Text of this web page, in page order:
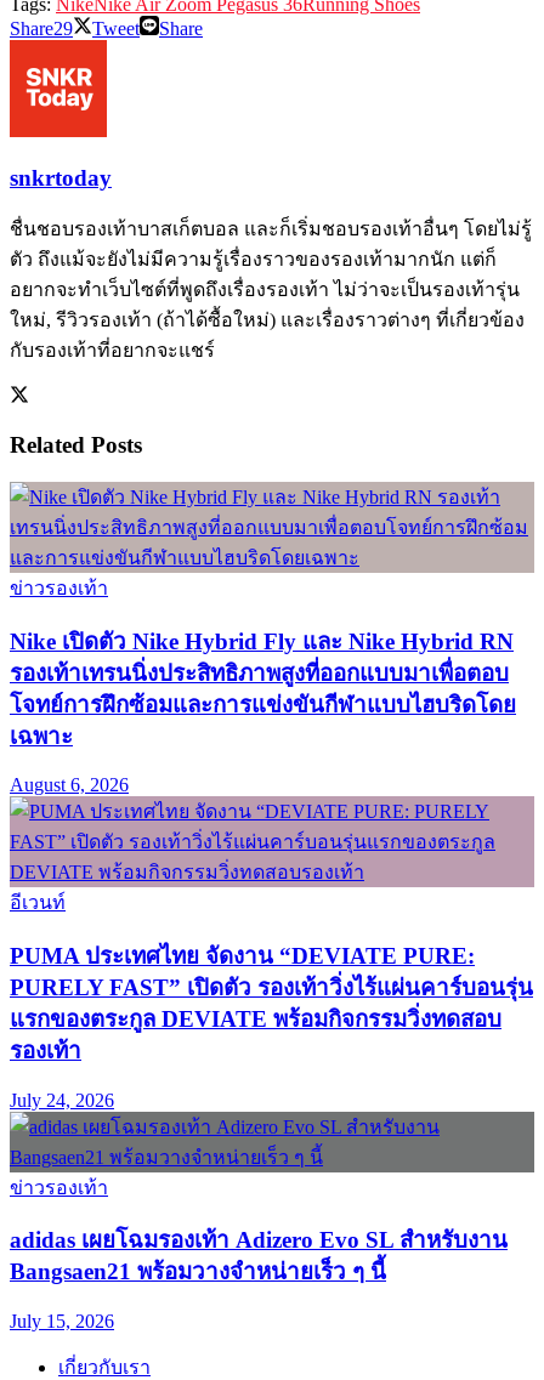
Tags: NikeNike Air Zoom Pegasus 36Running Shoes
Share29 Tweet Share
snkrtoday
ชื่นชอบรองเท้าบาสเก็ตบอล และก็เริ่มชอบรองเท้าอื่นๆ โดยไม่รู้
ตัว ถึงแม้จะยังไม่มีความรู้เรื่องราวของรองเท้ามากนัก แต่ก็
อยากจะทำเว็บไซต์ที่พูดถึงเรื่องรองเท้า ไม่ว่าจะเป็นรองเท้ารุ่น
ใหม่, รีวิวรองเท้า (ถ้าได้ซื้อใหม่) และเรื่องราวต่างๆ ที่เกี่ยวข้อง
กับรองเท้าที่อยากจะแชร์
Related Posts
ข่าวรองเท้า
Nike เปิดตัว Nike Hybrid Fly และ Nike Hybrid RN
รองเท้าเทรนนิ่งประสิทธิภาพสูงที่ออกแบบมาเพื่อตอบ
โจทย์การฝึกซ้อมและการแข่งขันกีฬาแบบไฮบริดโดย
เฉพาะ
August 6, 2026
อีเวนท์
PUMA ประเทศไทย จัดงาน “DEVIATE PURE:
PURELY FAST” เปิดตัว รองเท้าวิ่งไร้แผ่นคาร์บอนรุ่น
แรกของตระกูล DEVIATE พร้อมกิจกรรมวิ่งทดสอบ
รองเท้า
July 24, 2026
ข่าวรองเท้า
adidas เผยโฉมรองเท้า Adizero Evo SL สำหรับงาน
Bangsaen21 พร้อมวางจำหน่ายเร็ว ๆ นี้
July 15, 2026
เกี่ยวกับเรา